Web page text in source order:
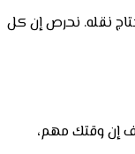
نقله. نحرص إن كل
إن وقتك مهم،